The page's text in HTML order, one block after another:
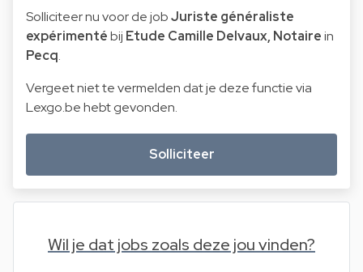
Solliciteer nu voor de jobJuriste généraliste
expérimentébij Etude Camille Delvaux, Notairein
Pecq.
Vergeet niet te vermelden dat je deze functie via
Lexgo.be hebt gevonden.
Solliciteer
Wil je dat jobs zoals deze jou vinden?